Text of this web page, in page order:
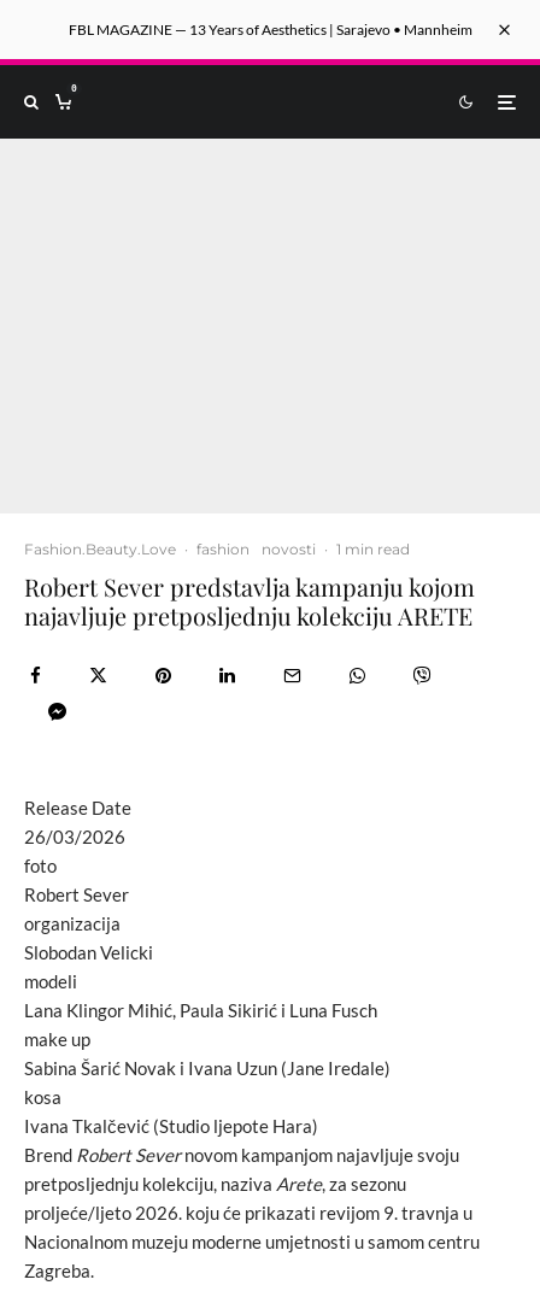
FBL MAGAZINE — 13 Years of Aesthetics | Sarajevo • Mannheim
0
Fashion.Beauty.Love · fashion novosti · 1 min read
Robert Sever predstavlja kampanju kojom
najavljuje pretposljednju kolekciju ARETE
Release Date
26/03/2026
foto
Robert Sever
organizacija
Slobodan Velicki
modeli
Lana Klingor Mihić, Paula Sikirić i Luna Fusch
make up
Sabina Šarić Novak i Ivana Uzun (Jane Iredale)
kosa
Ivana Tkalčević (Studio ljepote Hara)
Brend Robert Severnovom kampanjom najavljuje svoju
pretposljednju kolekciju, naziva Arete, za sezonu
proljeće/ljeto 2026. koju će prikazati revijom 9. travnja u
Nacionalnom muzeju moderne umjetnosti u samom centru
Zagreba.